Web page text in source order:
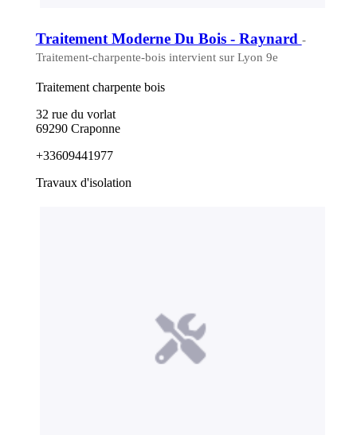
Traitement Moderne Du Bois - Raynard -
Traitement-charpente-bois intervient sur Lyon 9e
Traitement charpente bois
32 rue du vorlat
69290 Craponne
+33609441977
Travaux d'isolation